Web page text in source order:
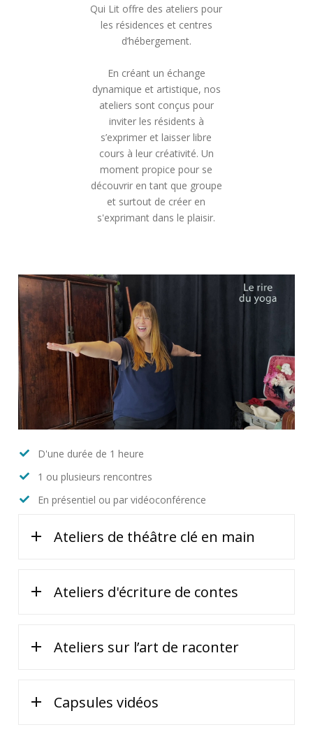
Qui Lit offre des ateliers pour
les résidences et centres
d’hébergement.
En créant un échange
dynamique et artistique, nos
ateliers sont conçus pour
inviter les résidents à
s’exprimer et laisser libre
cours à leur créativité. Un
moment propice pour se
découvrir en tant que groupe
et surtout de créer en
s'exprimant dans le plaisir.
D'une durée de 1 heure
1 ou plusieurs rencontres
En présentiel ou par vidéoconférence
Ateliers de théâtre clé en main
Ateliers d'écriture de contes
Ateliers sur l’art de raconter
Capsules vidéos